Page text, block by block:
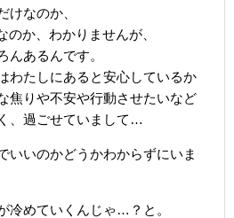
けなのか、
のか、わかりませんが、
んあるんです。
わたしにあると安心しているか
焦りや不安や行動させたいなど
、過ごせていまして…
いいのかどうかわからずにいま
冷めていくんじゃ…？と。